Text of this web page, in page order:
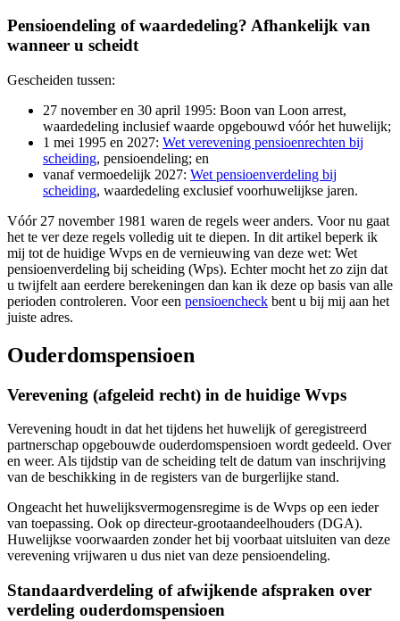
Pensioendeling of waardedeling? Afhankelijk van
wanneer u scheidt
Gescheiden tussen:
27 november en 30 april 1995: Boon van Loon arrest,
waardedeling inclusief waarde opgebouwd vóór het huwelijk;
1 mei 1995 en 2027: Wet verevening pensioenrechten bij
scheiding, pensioendeling; en
vanaf vermoedelijk 2027: Wet pensioenverdeling bij
scheiding, waardedeling exclusief voorhuwelijkse jaren.
Vóór 27 november 1981 waren de regels weer anders. Voor nu gaat
het te ver deze regels volledig uit te diepen. In dit artikel beperk ik
mij tot de huidige Wvps en de vernieuwing van deze wet: Wet
pensioenverdeling bij scheiding (Wps). Echter mocht het zo zijn dat
u twijfelt aan eerdere berekeningen dan kan ik deze op basis van alle
perioden controleren. Voor een pensioencheck bent u bij mij aan het
juiste adres.
Ouderdomspensioen
Verevening (afgeleid recht) in de huidige Wvps
Verevening houdt in dat het tijdens het huwelijk of geregistreerd
partnerschap opgebouwde ouderdomspensioen wordt gedeeld. Over
en weer. Als tijdstip van de scheiding telt de datum van inschrijving
van de beschikking in de registers van de burgerlijke stand.
Ongeacht het huwelijksvermogensregime is de Wvps op een ieder
van toepassing. Ook op directeur-grootaandeelhouders (DGA).
Huwelijkse voorwaarden zonder het bij voorbaat uitsluiten van deze
verevening vrijwaren u dus niet van deze pensioendeling.
Standaardverdeling of afwijkende afspraken over
verdeling ouderdomspensioen